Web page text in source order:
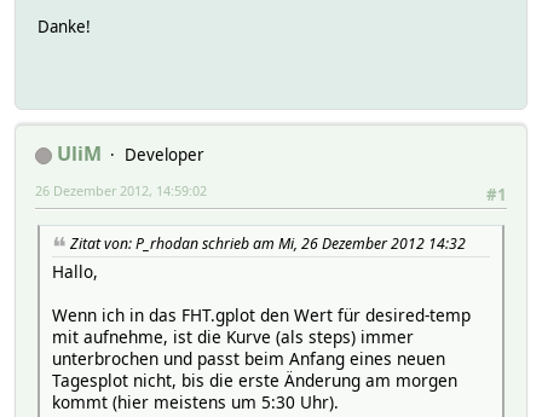
#FileLog 4:measured:0:
plot \
"< awk '/measured/{print $1, $4}' <IN>"\
using 1:2 axes x1y2 title 'Measured temperature'
"< awk '/desired/{print $1, $4}' <IN>"\
using 1:2 axes x1y2 title 'Desired temperature' with
"< awk '/actuator/ {print $1, $4+0}' <IN>"\
using 1:2 axes x1y1 title 'Actuator (%)' with
"< awk '{print $1, $4==\"Open\"? 100 : 0; }' <IN>"\
Danke!
UliM
Developer
#1
26 Dezember 2012, 14:59:02
Zitat von: P_rhodan schrieb am Mi, 26 Dezember 2012 14:32
Hallo,
Wenn ich in das FHT.gplot den Wert für desired-temp
mit aufnehme, ist die Kurve (als steps) immer
unterbrochen und passt beim Anfang eines neuen
Tagesplot nicht, bis die erste Änderung am morgen
kommt (hier meistens um 5:30 Uhr).